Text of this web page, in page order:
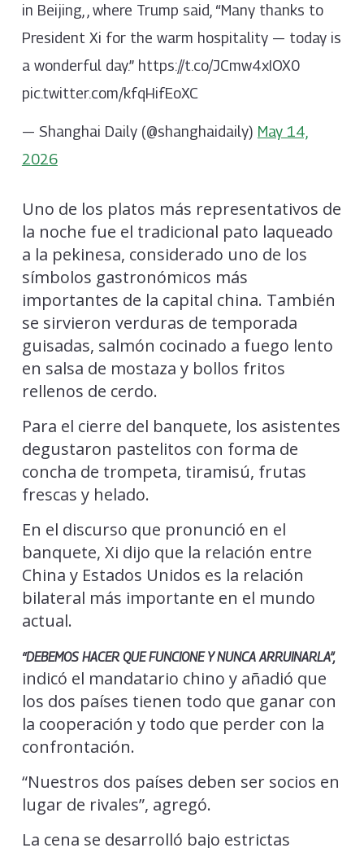
in Beijing, , where Trump said, “Many thanks to
President Xi for the warm hospitality — today is
a wonderful day.” https://t.co/JCmw4xIOX0
pic.twitter.com/kfqHifEoXC
— Shanghai Daily (@shanghaidaily) May 14,
2026
Uno de los platos más representativos de
la noche fue el tradicional pato laqueado
a la pekinesa, considerado uno de los
símbolos gastronómicos más
importantes de la capital china. También
se sirvieron verduras de temporada
guisadas, salmón cocinado a fuego lento
en salsa de mostaza y bollos fritos
rellenos de cerdo.
Para el cierre del banquete, los asistentes
degustaron pastelitos con forma de
concha de trompeta, tiramisú, frutas
frescas y helado.
En el discurso que pronunció en el
banquete, Xi dijo que la relación entre
China y Estados Unidos es la relación
bilateral más importante en el mundo
actual.
“DEBEMOS HACER QUE FUNCIONE Y NUNCA ARRUINARLA”,
indicó el mandatario chino y añadió que
los dos países tienen todo que ganar con
la cooperación y todo que perder con la
confrontación.
“Nuestros dos países deben ser socios en
lugar de rivales”, agregó.
La cena se desarrolló bajo estrictas